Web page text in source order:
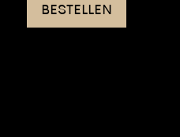
BESTELLEN